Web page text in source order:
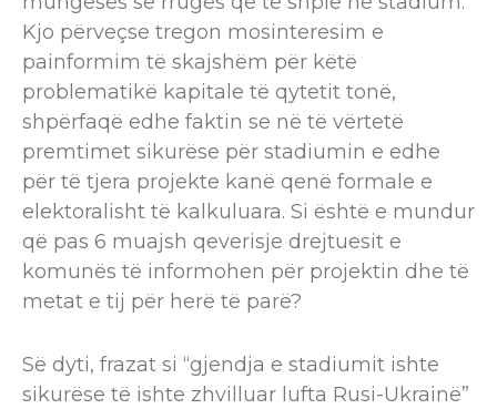
Kjo përveçse tregon mosinteresim e
painformim të skajshëm për këtë
problematikë kapitale të qytetit tonë,
shpërfaqë edhe faktin se në të vërtetë
premtimet sikurëse për stadiumin e edhe
për të tjera projekte kanë qenë formale e
elektoralisht të kalkuluara. Si është e mundur
që pas 6 muajsh qeverisje drejtuesit e
komunës të informohen për projektin dhe të
metat e tij për herë të parë?
Së dyti, frazat si “gjendja e stadiumit ishte
sikurëse të ishte zhvilluar lufta Rusi-Ukrainë”